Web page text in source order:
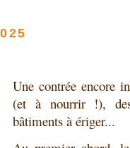
Une contrée encore
(et à nourrir !),
bâtiments à ériger...